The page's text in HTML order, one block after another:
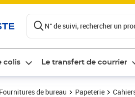
N° de suivi, rechercher un
colis Le transfert de courrier
Fournitures de bureau Papeterie